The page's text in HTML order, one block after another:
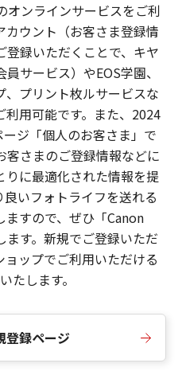
オンラインサービスをご利
ウント（お客さま登録情
登録いただくことで、キヤ
サービス）やEOS学園、
プリント枚ルサービスな
利用可能です。また、2024
ジ「個人のお客さま」で
客さまのご登録情報などに
に最適化された情報を提
いフォトライフを送れる
ますので、ぜひ「Canon
す。新規でご登録いただ
ップでご利用いただける
たします。
登録ページ